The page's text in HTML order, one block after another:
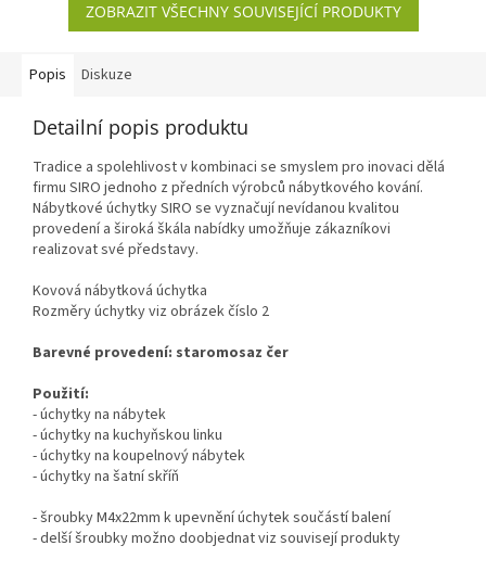
hvězdiček.ZOBRAZIT VŠECHNY SOUVISEJÍCÍ PRODUKTY
Popis Diskuze
Detailní popis produktu
Tradice a spolehlivost v kombinaci se smyslem pro inovaci dělá
firmu SIRO jednoho z předních výrobců nábytkového kování.
Nábytkové úchytky SIRO se vyznačují nevídanou kvalitou
provedení a široká škála nabídky umožňuje zákazníkovi
realizovat své představy.
Kovová nábytková úchytka
Rozměry úchytky viz obrázek číslo 2
Barevné provedení: staromosaz čer
Použití:
- úchytky na nábytek
- úchytky na kuchyňskou linku
- úchytky na koupelnový nábytek
- úchytky na šatní skříň
- šroubky M4x22mm k upevnění úchytek součástí balení
- delší šroubky možno doobjednat viz souvisejí produkty